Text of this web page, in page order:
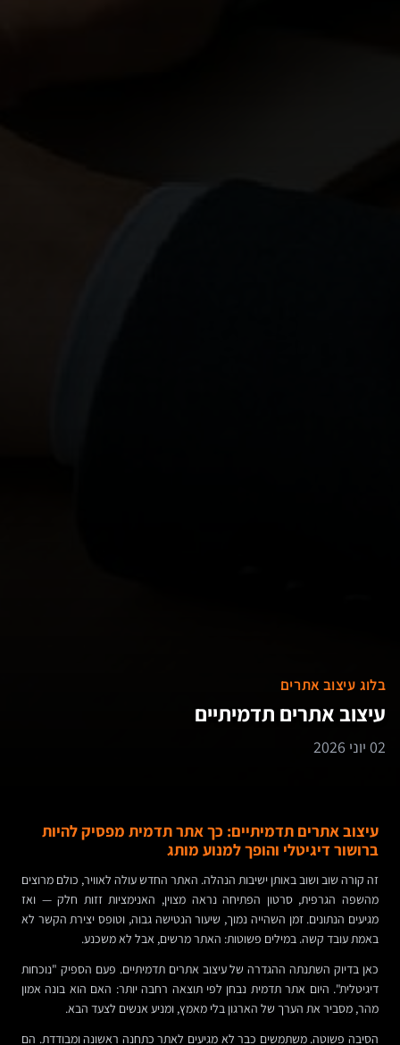
בלוג עיצוב אתרים
עיצוב אתרים תדמיתיים
02 יוני 2026
עיצוב אתרים תדמיתיים: כך אתר תדמית מפסיק להיות
ברושור דיגיטלי והופך למנוע מותג
זה קורה שוב ושוב באותן ישיבות הנהלה. האתר החדש עולה לאוויר, כולם מרוצים
מהשפה הגרפית, סרטון הפתיחה נראה מצוין, האנימציות זזות חלק — ואז
מגיעים הנתונים. זמן השהייה נמוך, שיעור הנטישה גבוה, וטופס יצירת הקשר לא
באמת עובד קשה. במילים פשוטות: האתר מרשים, אבל לא משכנע.
כאן בדיוק השתנתה ההגדרה של עיצוב אתרים תדמיתיים. פעם הספיק "נוכחות
דיגיטלית". היום אתר תדמית נבחן לפי תוצאה רחבה יותר: האם הוא בונה אמון
מהר, מסביר את הערך של הארגון בלי מאמץ, ומניע אנשים לצעד הבא.
הסיבה פשוטה. משתמשים כבר לא מגיעים לאתר כתחנה ראשונה ומבודדת. הם